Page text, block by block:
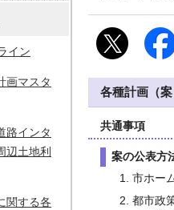
各種計画（
共通事項
案の公表方
市ホー
都市政
イン
画マスタ
路インタ
辺土地利
関する各